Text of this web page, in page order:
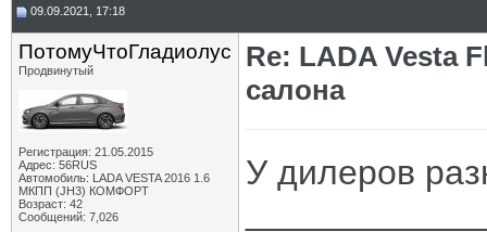
09.09.2021, 17:18
ПотомуЧтоГладиолус
Продвинутый
Регистрация: 21.05.2015
Адрес: 56RUS
Автомобиль: LADA VESTA 2016 1.6
МКПП (JH3) КОМФОРТ
Возраст: 42
Сообщений: 7,026
Re: LADA Vesta
салона
У дилеров